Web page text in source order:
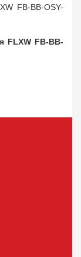
FB-BB-OSY-
FLXW FB-BB-